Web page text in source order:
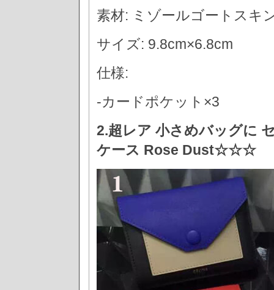
素材: ミゾールゴートスキ
サイズ: 9.8cm×6.8cm
仕様:
-カードポケット×3
2.超レア 小さめバッグに
ケース Rose Dust☆☆☆